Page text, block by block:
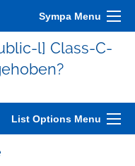
Sympa Menu
l] Class-C-
List Options Menu